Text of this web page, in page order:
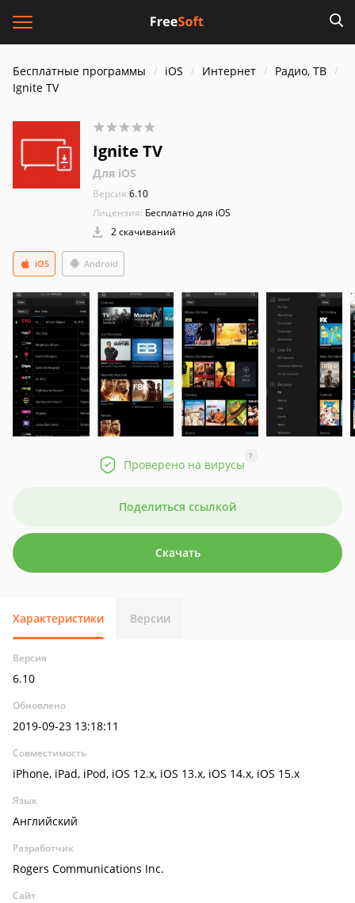
Бесплатные программы iOS Интернет
Радио, ТВ
Ignite TV
Ignite TV
Для iOS
Версия:6.10
Лицензия: Бесплатно для iOS
2 скачиваний
Android
iOS
Проверено на вирусы
?
Поделиться ссылкой
Скачать
Характеристики Версии
Версия
6.10
Обновлено
2019-09-23 13:18:11
Совместимость
iPhone, iPad, iPod, iOS 12.x, iOS 13.x, iOS 14.x, iOS 15.x
Язык
Английский
Разработчик
Rogers Communications Inc.
Сайт